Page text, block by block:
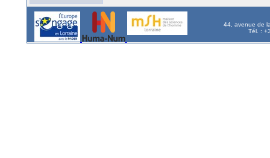
44, avenue de
Tél. :